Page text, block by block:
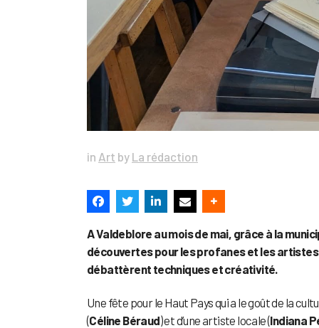
in Art by La rédaction
A Valdeblore au mois de mai, grâce à la
découvertes pour les profanes et les
débattèrent techniques et créativité.
Une fête pour le Haut Pays qui a le goût de la
(Céline Béraud) et d’une artiste locale (Indiana